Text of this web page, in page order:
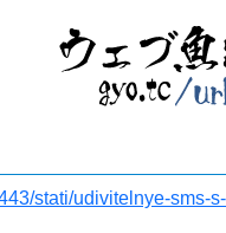
stati/udivitelnye-sms-